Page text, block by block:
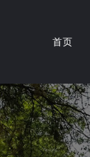
首页